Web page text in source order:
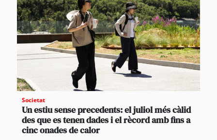
Societat
Un estiu sense precedents: el juliol més càlid
des que es tenen dades i el rècord amb fins a
cinc onades de calor